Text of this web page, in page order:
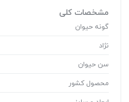
مشخصات کلی
گونه حیوان
نژاد
سن حیوان
محصول کشور